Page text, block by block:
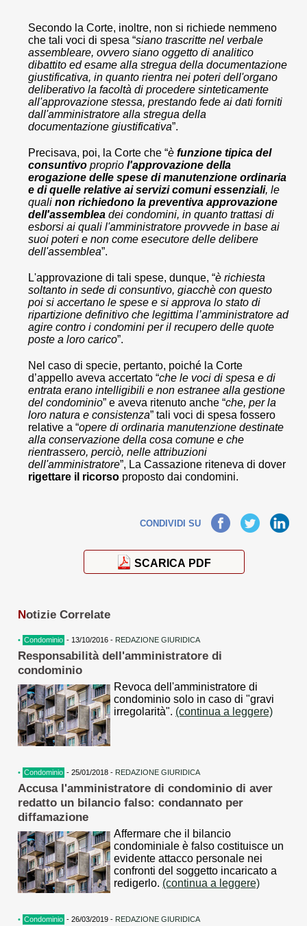
Secondo la Corte, inoltre, non si richiede nemmeno
che tali voci di spesa “siano trascritte nel verbale
assembleare, ovvero siano oggetto di analitico
dibattito ed esame alla stregua della documentazione
giustificativa, in quanto rientra nei poteri dell'organo
deliberativo la facoltà di procedere sinteticamente
all'approvazione stessa, prestando fede ai dati forniti
dall'amministratore alla stregua della
documentazione giustificativa”.
Precisava, poi, la Corte che “è funzione tipica del
consuntivo proprio l'approvazione della
erogazione delle spese di manutenzione ordinaria
e di quelle relative ai servizi comuni essenziali, le
quali non richiedono la preventiva approvazione
dell'assemblea dei condomini, in quanto trattasi di
esborsi ai quali l'amministratore provvede in base ai
suoi poteri e non come esecutore delle delibere
dell'assemblea”.
L'approvazione di tali spese, dunque, “è richiesta
soltanto in sede di consuntivo, giacchè con questo
poi si accertano le spese e si approva lo stato di
ripartizione definitivo che legittima l’amministratore ad
agire contro i condomini per il recupero delle quote
poste a loro carico”.
Nel caso di specie, pertanto, poiché la Corte
d’appello aveva accertato “che le voci di spesa e di
entrata erano intelligibili e non estranee alla gestione
del condominio” e aveva ritenuto anche “che, per la
loro natura e consistenza” tali voci di spesa fossero
relative a “opere di ordinaria manutenzione destinate
alla conservazione della cosa comune e che
rientrassero, perciò, nelle attribuzioni
dell'amministratore”, La Cassazione riteneva di dover
rigettare il ricorso proposto dai condomini.
CONDIVIDI SUFacebook TwitterLinkedIn
SCARICA PDF
Notizie Correlate
• Condominio - 13/10/2016 - REDAZIONE GIURIDICA
Responsabilità dell'amministratore di
condominio
Revoca dell'amministratore di
condominio solo in caso di "gravi
irregolarità". (continua a leggere)
• Condominio - 25/01/2018 - REDAZIONE GIURIDICA
Accusa l'amministratore di condominio di aver
redatto un bilancio falso: condannato per
diffamazione
Affermare che il bilancio
condominiale è falso costituisce un
evidente attacco personale nei
confronti del soggetto incaricato a
redigerlo. (continua a leggere)
• Condominio - 26/03/2019 - REDAZIONE GIURIDICA